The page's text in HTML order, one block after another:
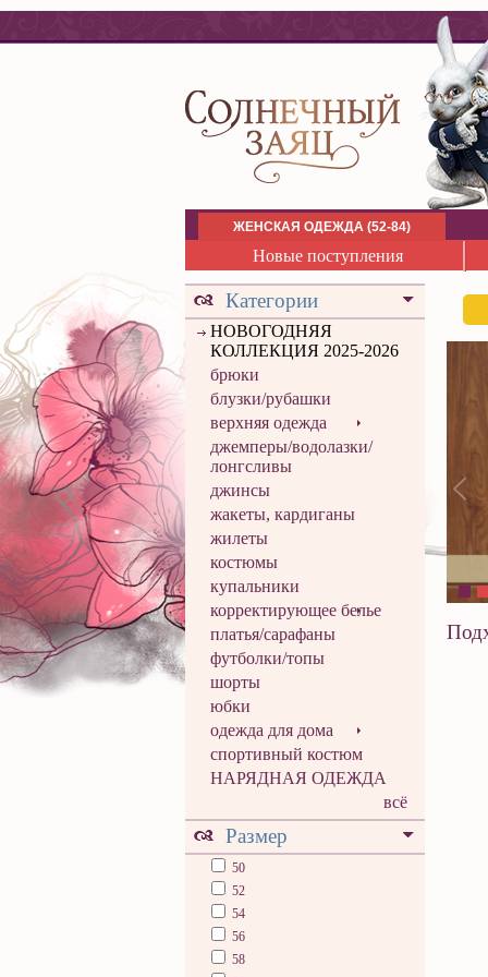
ЖЕНСКАЯ ОДЕЖДА (52-84)
Новые поступления
Категории
НОВОГОДНЯЯ
КОЛЛЕКЦИЯ 2025-2026
брюки
блузки/рубашки
верхняя одежда
джемперы/водолазки/
лонгсливы
джинсы
жакеты, кардиганы
жилеты
костюмы
купальники
корректирующее белье
платья/сарафаны
футболки/топы
шорты
юбки
одежда для дома
спортивный костюм
НАРЯДНАЯ ОДЕЖДА
всё
Размер
50
52
54
56
58